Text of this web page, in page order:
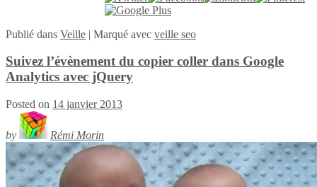
Publié dans Veille | Marqué avec veille seo
Suivez l’évènement du copier coller dans Google
Analytics avec jQuery
Posted on 14 janvier 2013
by Rémi Morin